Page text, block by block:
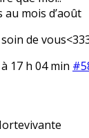
mois d’août
de
17 h 04 min